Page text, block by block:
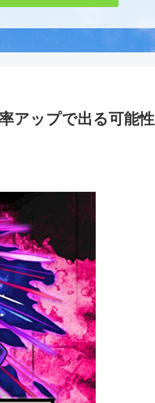
アップで出る可能性